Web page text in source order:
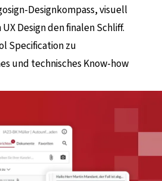
Designkompass, visuell
Design den finalen Schliff.
Specification zu
und technisches Know-how